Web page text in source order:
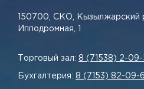
150700, СКО, Кызылжарский
Ипподромная, 1
Торговый зал: 8 (71538) 2-09-
Бухгалтерия: 8 (7153) 82-09-